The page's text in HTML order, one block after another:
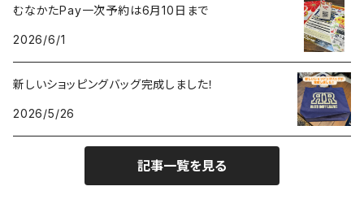
むなかたPay一次予約は6月10日まで
2026/6/1
新しいショッピングバッグ完成しました！
2026/5/26
記事一覧を見る